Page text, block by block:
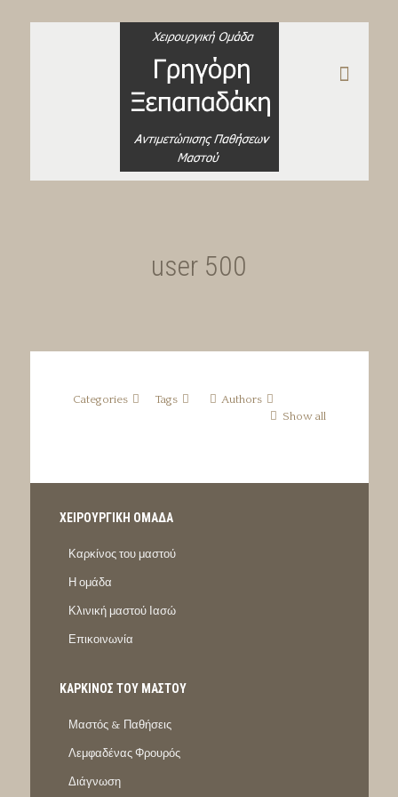
user 500
Categories Tags
Authors
Show all
ΧΕΙΡΟΥΡΓΙΚΗ ΟΜΑΔΑ
Καρκίνος του μαστού
Η ομάδα
Κλινική μαστού Ιασώ
Επικοινωνία
ΚΑΡΚΙΝΟΣ ΤΟΥ ΜΑΣΤΟΥ
Μαστός & Παθήσεις
Λεμφαδένας Φρουρός
Διάγνωση